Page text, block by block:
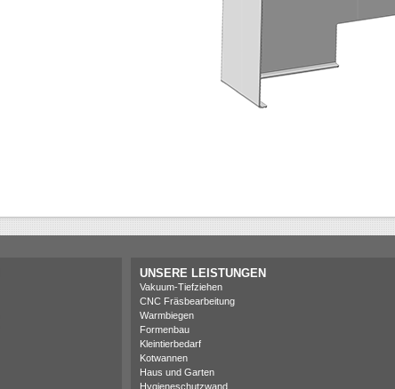
UNSERE LEISTUNGEN
Vakuum-Tiefziehen
CNC Fräsbearbeitung
Warmbiegen
Formenbau
Kleintierbedarf
Kotwannen
Haus und Garten
Hygieneschutzwand